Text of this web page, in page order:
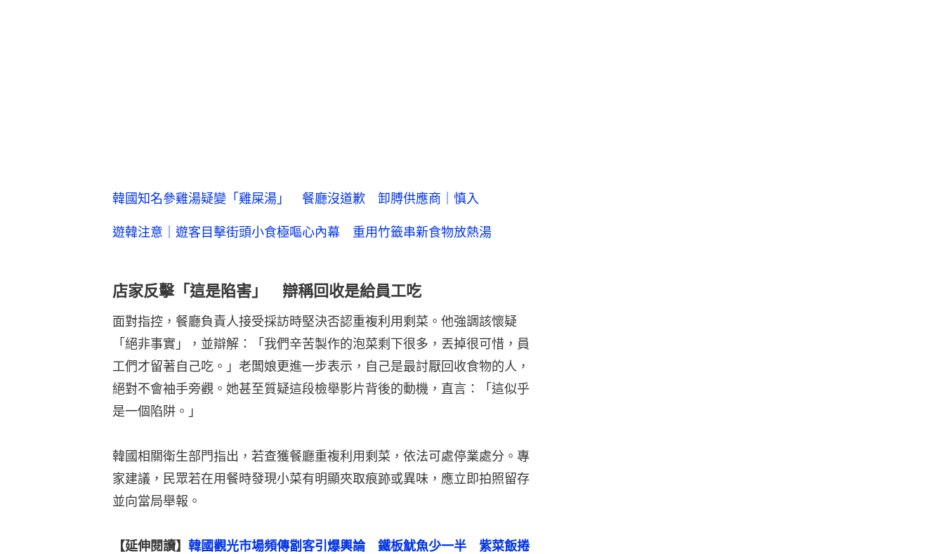
韓國知名參雞湯疑變「雞屎湯」 餐廳沒道歉 卸膊供應商｜慎入
遊韓注意｜遊客目擊街頭小食極嘔心內幕 重用竹籤串新食物放熱湯
店家反擊「這是陷害」 辯稱回收是給員工吃
面對指控，餐廳負責人接受採訪時堅決否認重複利用剩菜。他強調該懷疑
「絕非事實」，並辯解：「我們辛苦製作的泡菜剩下很多，丟掉很可惜，員
工們才留著自己吃。」老闆娘更進一步表示，自己是最討厭回收食物的人，
絕對不會袖手旁觀。她甚至質疑這段檢舉影片背後的動機，直言：「這似乎
是一個陷阱。」
韓國相關衛生部門指出，若查獲餐廳重複利用剩菜，依法可處停業處分。專
家建議，民眾若在用餐時發現小菜有明顯夾取痕跡或異味，應立即拍照留存
並向當局舉報。
【延伸閱讀】 韓國觀光市場頻傳劏客引爆輿論　鐵板魷魚少一半　紫菜飯捲